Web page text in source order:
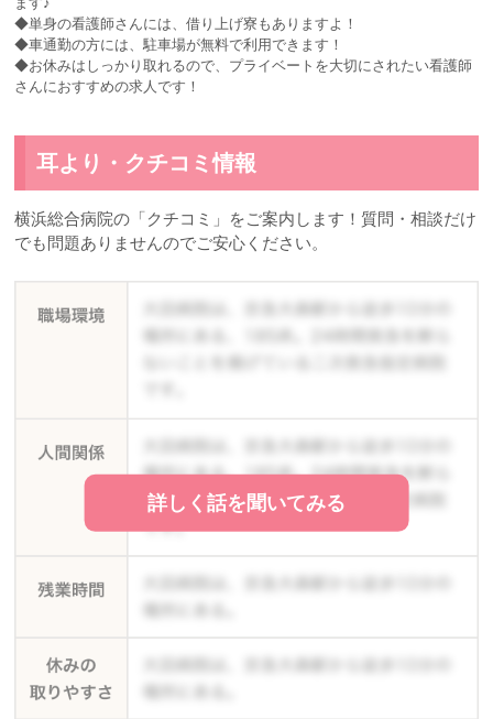
◆単身の看護師さんには、借り上げ寮もありますよ！
◆車通勤の方には、駐車場が無料で利用できます！
◆お休みはしっかり取れるので、プライベートを大切にされたい看護師
さんにおすすめの求人です！
耳より・クチコミ情報
横浜総合病院の「クチコミ」をご案内します！質問・相談だけ
でも問題ありませんのでご安心ください。
詳しく話を聞いてみる